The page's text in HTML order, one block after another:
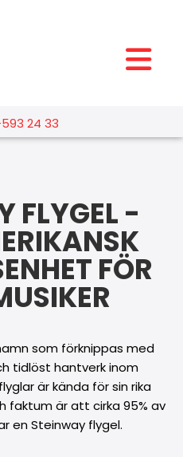
24 33
FLYGEL -
FÖR
som förknippas med
tidlöst hantverk inom
är kända för sin rika
faktum är att cirka 95% av
en Steinway flygel.